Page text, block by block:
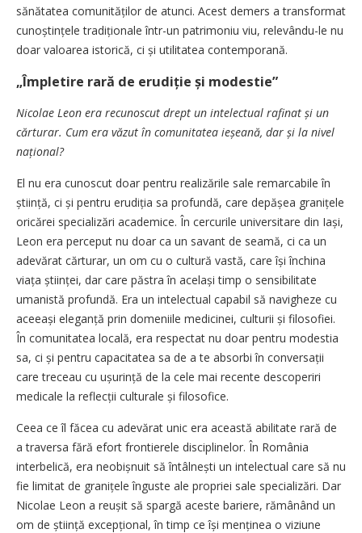
sănătatea comunităților de atunci. Acest demers a transformat
cunoștințele tradițio­nale într-un patrimoniu viu, relevându-le nu
doar valoarea istorică, ci și utilitatea contemporană.
„Împletire rară de erudiție și modestie”
Nicolae Leon era recunoscut drept un intelectual rafinat și un
cărturar. Cum era văzut în comunitatea ieșeană, dar și la nivel
național?
El nu era cunoscut doar pentru realizările sale remarcabile în
știință, ci și pentru erudiția sa profundă, care depășea granițele
oricărei specializări academice. În cercurile universitare din Iași,
Leon era perceput nu doar ca un savant de seamă, ci ca un
adevărat cărturar, un om cu o cultură vastă, care își închina
viața științei, dar care păstra în același timp o sensibilitate
umanistă profundă. Era un intelectual capabil să navigheze cu
aceeași eleganță prin domeniile medicinei, culturii și filosofiei.
În comunitatea locală, era respectat nu doar pentru modestia
sa, ci și pentru capacitatea sa de a te absorbi în conversații
care treceau cu ușurință de la cele mai recente descoperiri
medicale la reflecții culturale și filosofice.
Ceea ce îl făcea cu adevărat unic era această abilitate rară de
a traversa fără efort frontierele disciplinelor. În România
interbelică, era neobișnuit să întâlnești un intelectual care să nu
fie limitat de granițele înguste ale propriei sale specializări. Dar
Nicolae Leon a reușit să spargă aceste bariere, rămânând un
om de știință excepțional, în timp ce își menținea o viziune